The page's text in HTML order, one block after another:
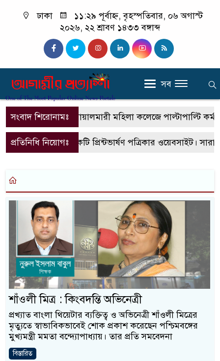
ঢাকা
১১:২৯ পূর্বাহ্ন, বৃহস্পতিবার, ০৬ অগাস্ট
২০২৬, ২২ শ্রাবণ ১৪৩৩ বঙ্গাব্দ
সব
সংবাদ শিরোনামঃবোয়ালমারী মহিলা কলেজে পাল্টাপাল্টি
প্রতিনিধি নিয়োগঃএটি একটি প্রিন্টভার্ষণ পত্রিকার ওয়েবসাইট।
শাঁওলী মিত্র : কিংবদন্তি অভিনেত্রী
প্রখ্যাত বাংলা থিয়েটার ব্যক্তিত্ব ও অভিনেত্রী শাঁওলী মিত্রের
মৃত্যুতে স্বাভাবিকভাবেই শোক প্রকাশ করেছেন পশ্চিমবঙ্গের
মুখ্যমন্ত্রী মমতা বন্দ্যোপাধ্যায়। তার প্রতি সমবেদনা
বিস্তারিত